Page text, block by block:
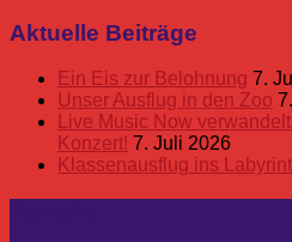
Aktuelle Beiträge
Ein Eis zur Belohnung 7.
Unser Ausflug in den Zoo
Live Music Now
Konzert! 7. Juli 2026
Klassenausflug ins